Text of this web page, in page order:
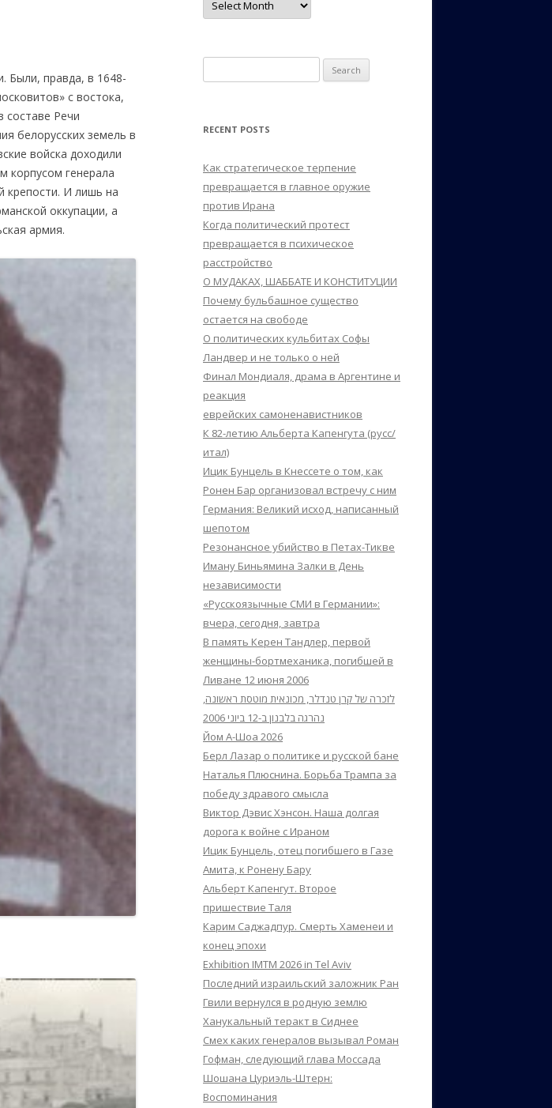
ПРЕДЛОЖЕНИЯ,
ДОПОЛНЕНИЯ
ИЩЕТ
Были, правда, в 1648-
с востока,
составе Речи
белорусских земель в
войска доходили
корпусом генерала
крепости. И лишь на
оккупации, а
армия.
for:
RECENT POSTS
Как стратегическое терпение
превращается в главное оружие
против Ирана
Когда политический протест
превращается в психическое
расстройство
О МУДАКАХ, ШАББАТЕ И КОНСТИТУЦИИ
Почему бульбашное существо
остается на свободе
О политических кульбитах Софы
Ландвер и не только о ней
Финал Мондиаля, драма в Аргентине и
реакция
еврейских самоненавистников
К 82-летию Альберта Капенгута (русс/
итал)
Ицик Бунцель в Кнессете о том, как
Ронен Бар организовал встречу с ним
Германия: Великий исход, написанный
шепотом
Резонансное убийство в Петах-Тикве
Иману Биньямина Залки в День
независимости
«Русскоязычные СМИ в Германии»:
вчера, сегодня, завтра
В память Керен Тандлер, первой
женщины-бортмеханика, погибшей в
Ливане 12 июня 2006
לזכרה של קרן טנדלר, מכונאית מוטסת ראשונה,
נהרגה בלבנון ב-12 ביוני 2006
Йом А-Шоа 2026
Берл Лазар о политике и русской бане
Наталья Плюснина. Борьба Трампа за
победу здравого смысла
Виктор Дэвис Хэнсон. Наша долгая
дорога к войне с Ираном
Ицик Бунцель, отец погибшего в Газе
Амита, к Ронену Бару
Альберт Капенгут. Второе
пришествие Таля
Карим Саджадпур. Смерть Хаменеи и
конец эпохи
Exhibition IMTM 2026 in Tel Aviv
Последний израильский заложник Ран
Гвили вернулся в родную землю
Ханукальный теракт в Сиднее
Смех каких генералов вызывал Роман
Гофман, следующий глава Моссада
Шошана Цуриэль-Штерн:
Воспоминания